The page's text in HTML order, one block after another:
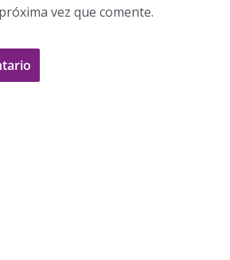
vez que comente.